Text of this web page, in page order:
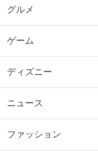
グルメ
ゲーム
ディズニー
ニュース
ファッション